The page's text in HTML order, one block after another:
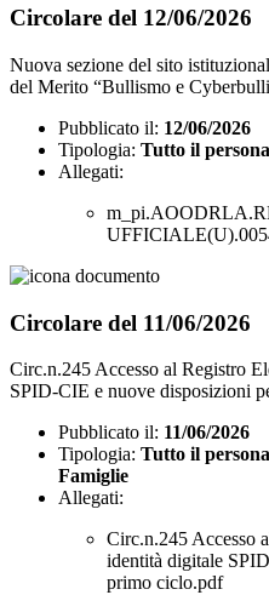
Circolare del 12/06/2026
Nuova sezione del sito
del Merito “Bullismo e
Pubblicato il: 12/06/2026
Tipologia: Tutto il
Allegati:
Circolare del 11/06/2026
Circ.n.245 Accesso al Registro
SPID-CIE e nuove disposizioni
Pubblicato il: 11/06/2026
Tipologia: Tutto il
Famiglie
Allegati:
Circ.n.245 Accesso
identità digitale
primo ciclo.pdf